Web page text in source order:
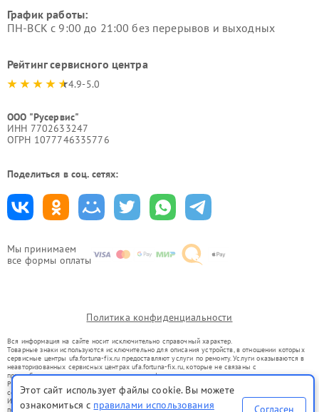
Мы принимаем
все формы оплаты
График работы:
ПН-ВСК с 9:00 до 21:00 без перерывов и выходных
Рейтинг сервисного центра
4.9-5.0
ООО "Русервис"
ИНН 7702633247
ОГРН 1077746335776
Поделиться в соц. сетях:
Политика конфиденциальности
Вся информация на сайте носит исключительно справочный характер.
Товарные знаки используются исключительно для описания устройств, в отношении которых
сервисные центры ufa.fortuna-fix.ru предоставляют услуги по ремонту. Услуги оказываются в
неавторизованных сервисных центрах ufa.fortuna-fix.ru, которые не связаны с
правообладателями товарных знаков или их официальными представителями.
Ремонт осуществляется для устройств, уже введенных в гражданский оборот в соответствии
со статьей 1487 ГК РФ.
Использование товарных знаков не преследует цели индивидуализации услуг или введения
потребителей в заблуждение, а служит для информирования о предоставляемых услугах по
Этот сайт использует файлы cookie. Вы можете
ознакомиться с правилами использования Согласен